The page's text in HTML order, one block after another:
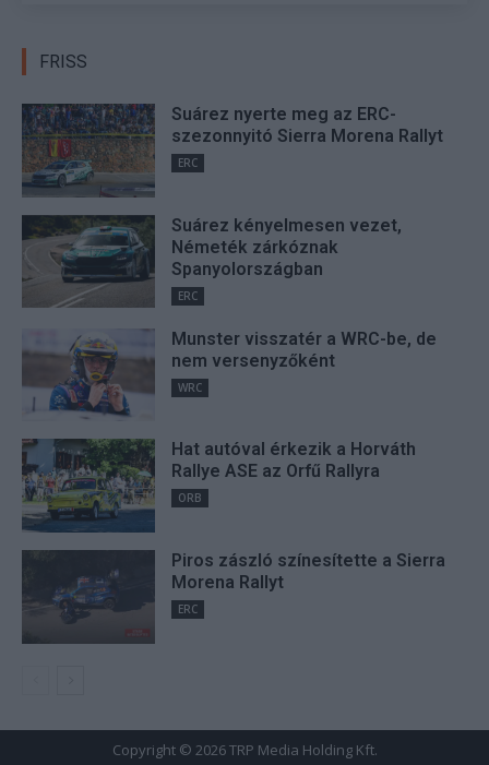
FRISS
Suárez nyerte meg az ERC-
szezonnyitó Sierra Morena Rallyt
ERC
Suárez kényelmesen vezet,
Németék zárkóznak
Spanyolországban
ERC
Munster visszatér a WRC-be, de
nem versenyzőként
WRC
Hat autóval érkezik a Horváth
Rallye ASE az Orfű Rallyra
ORB
Piros zászló színesítette a Sierra
Morena Rallyt
ERC
Copyright © 2026 TRP Media Holding Kft.